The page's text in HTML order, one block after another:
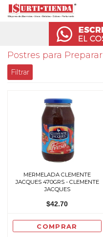
Postres para Preparar
Filtrar
MERMELADA CLEMENTE
JACQUES 470GRS - CLEMENTE
JACQUES
$42.70
COMPRAR